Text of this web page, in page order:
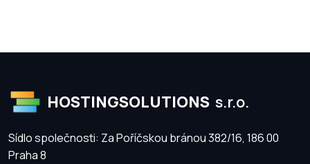
HOSTINGSOLUTIONS s.r.o.
Sídlo společnosti: Za Poříčskou bránou 382/16, 186 00
Praha 8